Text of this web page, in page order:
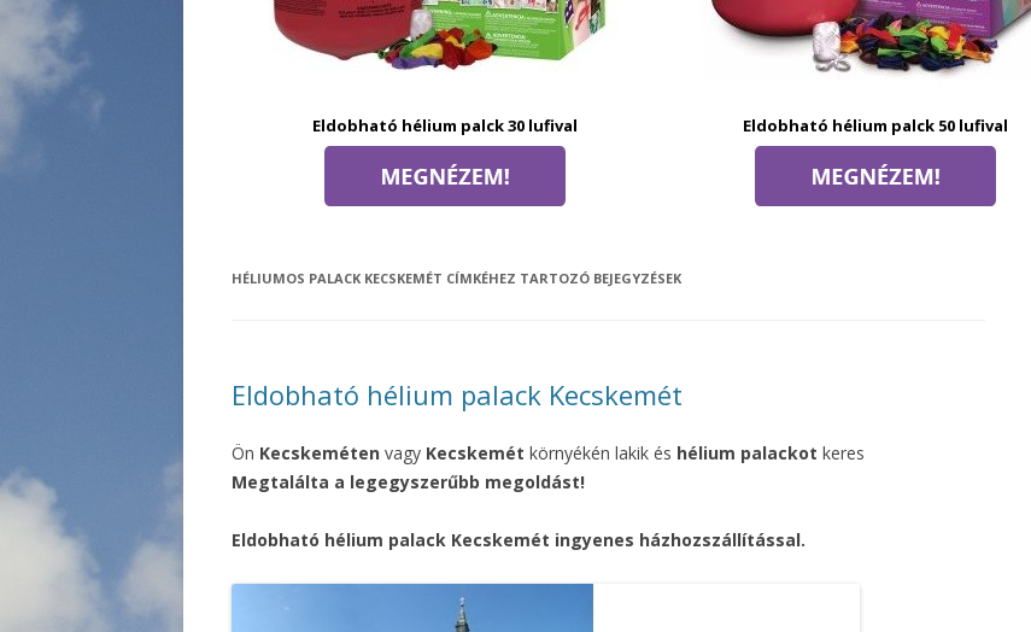
Eldobható hélium palck 30 lufival Eldobható hélium palck 50 lufival
HÉLIUMOS PALACK KECSKEMÉT CÍMKÉHEZ TARTOZÓ BEJEGYZÉSEK
Eldobható hélium palack Kecskemét
Ön Kecskeméten vagy Kecskemét környékén lakik és hélium palackot keres
Megtalálta a legegyszerűbb megoldást!
Eldobható hélium palack Kecskemét ingyenes házhozszállítással.